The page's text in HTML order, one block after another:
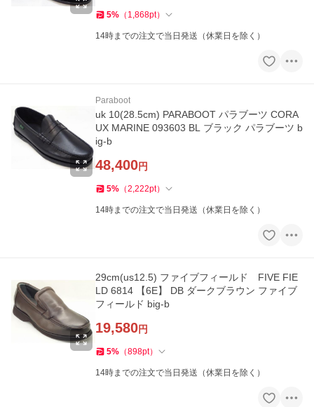
5% （ 1,868pt）
14時までの注文で当日発送（休業日を除く）
Paraboot
uk 10(28.5cm) PARABOOT パラブーツ CORA
UX MARINE 093603 BL ブラック パラブーツ b
ig-b
48,400円
5% （2,222pt）
14時までの注文で当日発送（休業日を除く）
29cm(us12.5) ファイブフィールド FIVE FIE
LD 6814 【6E】 DB ダークブラウン ファイブ
フィールド big-b
19,580円
5% （898pt）
14時までの注文で当日発送（休業日を除く）